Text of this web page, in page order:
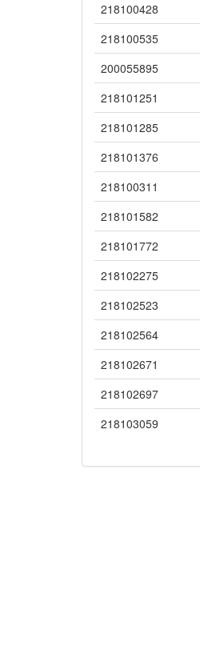
218100428
218100535
200055895
218101251
218101285
218101376
218100311
218101582
218101772
218102275
218102523
218102564
218102671
218102697
218103059